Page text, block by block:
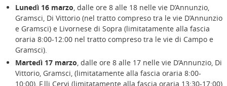
Lunedì 16 marzo, dalle ore 8 alle 18 nelle vie D’Annunzio,
Gramsci, Di Vittorio (nel tratto compreso tra le vie D’Annunzio
e Gramsci) e Livornese di Sopra (limitatamente alla fascia
oraria 8:00-12:00 nel tratto compreso tra le vie di Campo e
Gramsci).
Martedì 17 marzo, dalle ore 8 alle 17 nelle vie D’Annunzio, Di
Vittorio, Gramsci, (limitatamente alla fascia oraria 8:00-
10:00), F.lli Cervi (limitatamente alla fascia oraria 13:30-17:00)